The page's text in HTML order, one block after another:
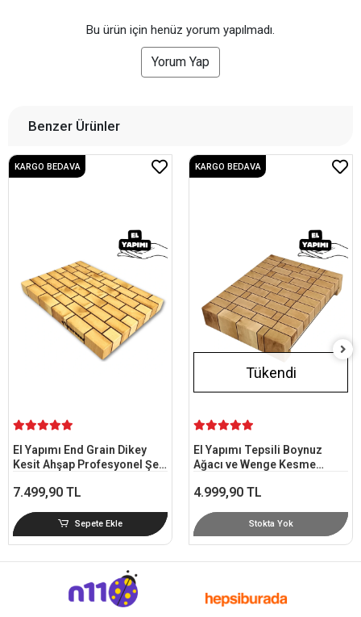
Bu ürün için henüz yorum yapılmadı.
Yorum Yap
Benzer Ürünler
KARGO BEDAVA
El Yapımı End Grain Dikey
Kesit Ahşap Profesyonel Şef
Boynuz & Maun Ağaç
7.499,90 TL
Sepete Ekle
KARGO BEDAVA
Tükendi
El Yapımı Tepsili Boynuz
Ağacı ve Wenge Kesme
4.999,90 TL
Stokta Yok